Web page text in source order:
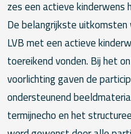
zes een actieve kinderwens
De belangrijkste
LVB met een actieve
toereikend vonden. Bij het
voorlichting gaven de
ondersteunend
termijnecho en het